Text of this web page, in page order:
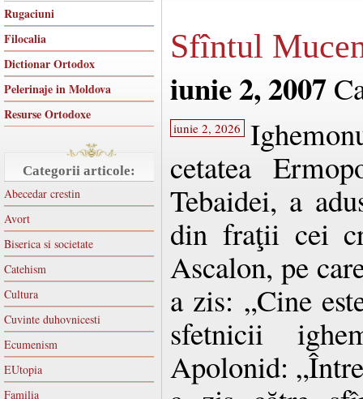
Rugaciuni
Filocalia
Dictionar Ortodox
Pelerinaje in Moldova
Resurse Ortodoxe
Categorii articole:
Abecedar crestin
Avort
Biserica si societate
Catehism
Cultura
Cuvinte duhovnicesti
Ecumenism
EUtopia
Familia
Sfîntul
iunie 2, 2007
iunie 2, 2026
cetatea
Tebaidei, a
din fraţii cei
Ascalon, pe
a zis: „Cine
sfetnicii
Apolonid: